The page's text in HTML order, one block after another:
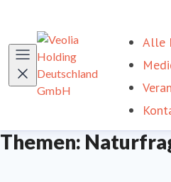
Alle
Themen: